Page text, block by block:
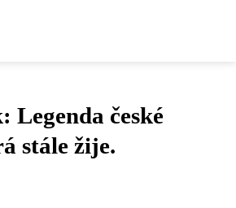
Legenda české
stále žije.